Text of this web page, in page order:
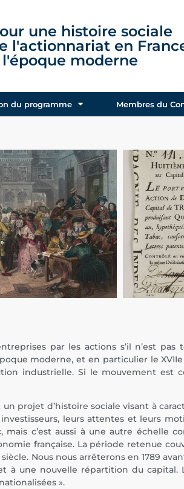
une histoire sociale
l'actionnariat en
l'époque moderne
du programme Membres du
par les actions s’il n’est
moderne, et en particulier le
industrielle. Si le mouvement est
un projet d’histoire sociale visant à
leurs attentes et leurs
mais c’est aussi à une autre
française. La période retenue
siècle. Nous nous arrêterons en 1789
à une nouvelle répartition du capital.
».